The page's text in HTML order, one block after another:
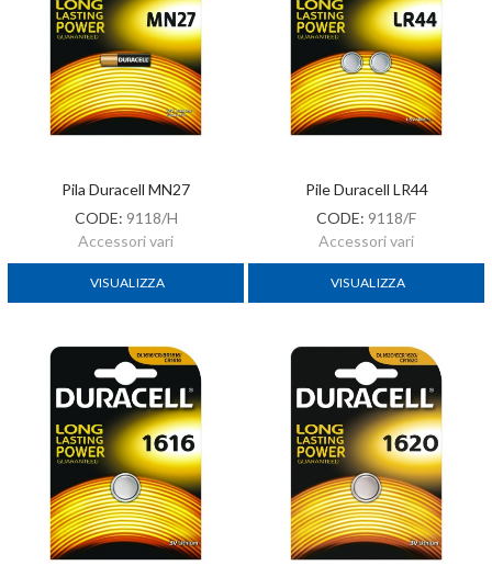
Pila Duracell MN27
CODE: 9118/H
Accessori vari
VISUALIZZA
Pile Duracell LR44
CODE: 9118/F
Accessori vari
VISUALIZZA